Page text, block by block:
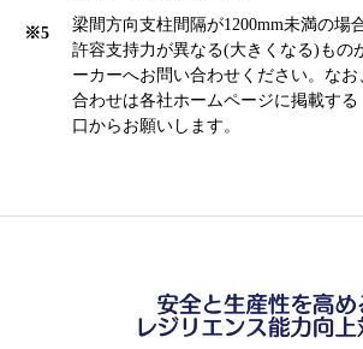
※5
梁間方向支柱間隔が1200mm未満の場
許容支持力が異なる(大きくなる)もの
ーカーへお問い合わせください。な
合わせは各社ホームページに掲載す
口からお願いします。